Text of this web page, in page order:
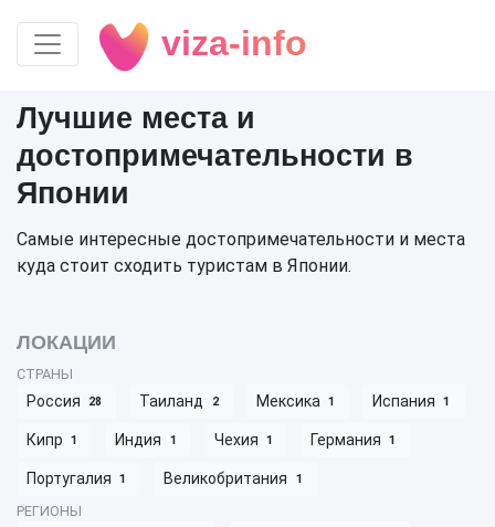
viza-info
Лучшие места и
достопримечательности в
Японии
Самые интересные достопримечательности и места
куда стоит сходить туристам в Японии.
ЛОКАЦИИ
СТРАНЫ
Россия 28 Таиланд 2 Мексика 1 Испания 1
Кипр 1 Индия 1 Чехия 1 Германия 1
Португалия 1 Великобритания 1
РЕГИОНЫ